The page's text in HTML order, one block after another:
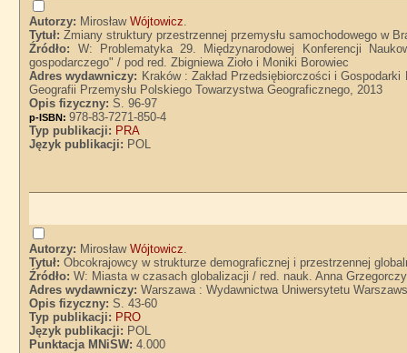
Autorzy: MirosławWójtowicz.
Tytuł:Zmiany struktury przestrzennej przemysłu samochodowego w
Źródło: W: Problematyka 29. Międzynarodowej Konferencji
gospodarczego" / pod red. Zbigniewa Zioło i Moniki Borowiec
Adres wydawniczy: Kraków : Zakład Przedsiębiorczości i
Geografii Przemysłu Polskiego Towarzystwa Geograficznego, 2013
Opis fizyczny:S. 96-97
p-ISBN:978-83-7271-850-4
Typ publikacji: PRA
Język publikacji: POL
Autorzy: MirosławWójtowicz.
Tytuł:Obcokrajowcy w strukturze demograficznej i przestrzennej
Źródło:W: Miasta w czasach globalizacji / red. nauk. Anna
Adres wydawniczy:Warszawa : Wydawnictwa Uniwersytetu
Opis fizyczny:S. 43-60
Typ publikacji: PRO
Język publikacji: POL
Punktacja MNiSW:4.000